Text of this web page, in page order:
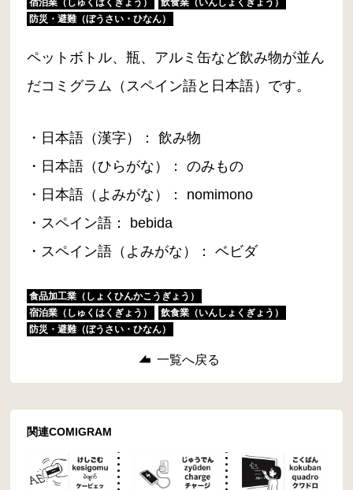
宿泊業（しゅくはくぎょう）
飲食業（いんしょくぎょう）
防災・避難（ぼうさい・ひなん）
ペットボトル、瓶、アルミ缶など飲み物が並ん
だコミグラム（スペイン語と日本語）です。
・日本語（漢字）： 飲み物
・日本語（ひらがな）： のみもの
・日本語（よみがな）： nomimono
・スペイン語： bebida
・スペイン語（よみがな）： ベビダ
食品加工業（しょくひんかこうぎょう）
宿泊業（しゅくはくぎょう）
飲食業（いんしょくぎょう）
防災・避難（ぼうさい・ひなん）
一覧へ戻る
関連COMIGRAM